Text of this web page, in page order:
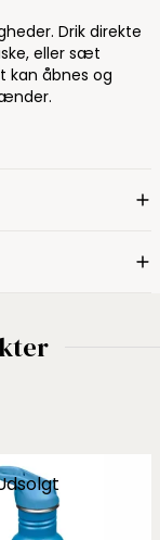
Drik direkte
eller sæt
kan åbnes og